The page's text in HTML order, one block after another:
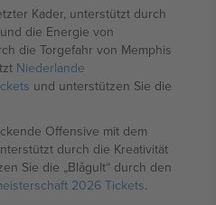
Kader, unterstützt durch
die Energie von
die Torgefahr von Memphis
Niederlande
und unterstützen Sie die
Offensive mit dem
durch die Kreativität
Sie die „Blågult“ durch den
2026 Tickets.